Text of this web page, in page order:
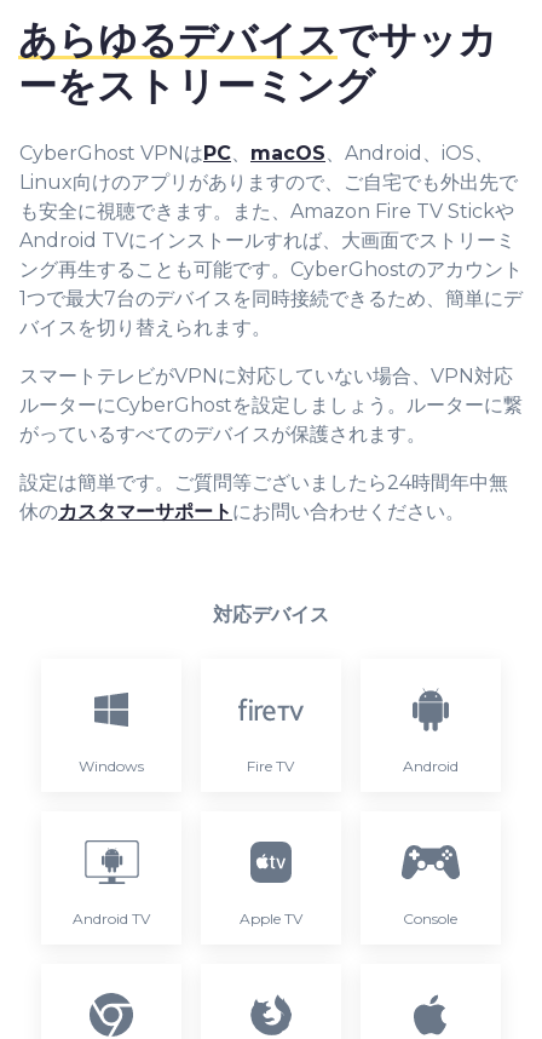
あらゆるデバイスでサッカ
ーをストリーミング
CyberGhost VPNはPC、 macOS、Android、iOS、
Linux向けのアプリがありますので、ご自宅でも外出先で
も安全に視聴できます。また、Amazon Fire TV Stickや
Android TVにインストールすれば、大画面でストリーミ
ング再生することも可能です。CyberGhostのアカウント
1つで最大7台のデバイスを同時接続できるため、簡単にデ
バイスを切り替えられます。
スマートテレビがVPNに対応していない場合、VPN対応
ルーターにCyberGhostを設定しましょう。ルーターに繋
がっているすべてのデバイスが保護されます。
設定は簡単です。ご質問等ございましたら24時間年中無
休のカスタマーサポート にお問い合わせください。
対応デバイス
Windows Fire TV Android
Android TV Apple TV Console